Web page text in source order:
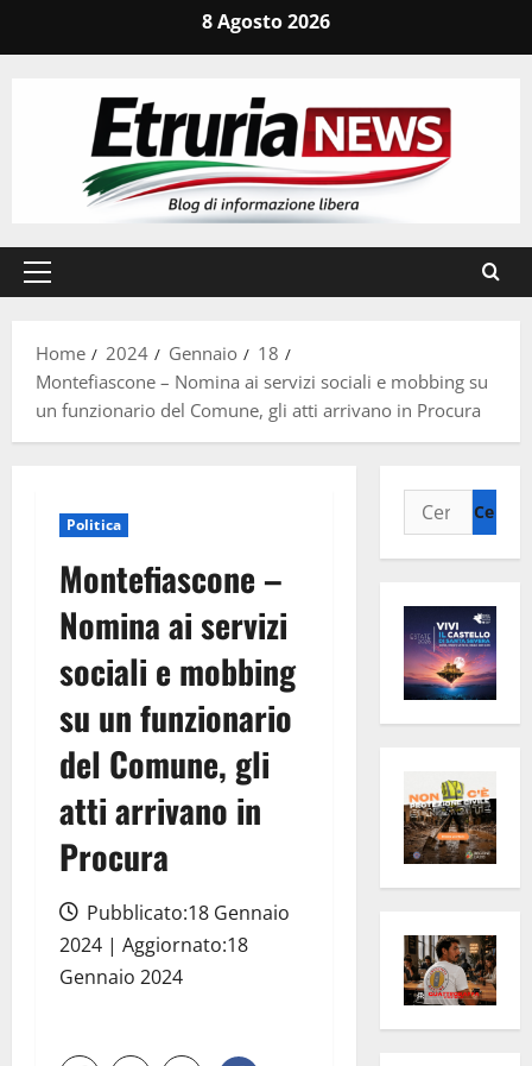
8 Agosto 2026
Menu
Home
2024 Gennaio
18
Montefiascone – Nomina ai servizi sociali e mobbing su
un funzionario del Comune, gli atti arrivano in Procura
Politica
Montefiascone –
Nomina ai servizi
sociali e mobbing
su un funzionario
del Comune, gli
atti arrivano in
Procura
Pubblicato:18 Gennaio
2024 | Aggiornato:18
Gennaio 2024
Ricerca
per: